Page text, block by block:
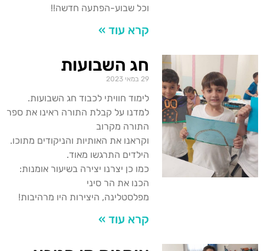
וכל שבוע-הפתעה חדשה!!
קרא עוד »
חג השבועות
29 במאי 2023
לימוד חוויתי לכבוד חג השבועות.
למדנו על קבלת התורה ראינו את ספר
התורה מקרוב
וקראנו את האותיות והניקודים מתוכו.
הילדים התרגשו מאוד.
כמו כן יצרנו יצירה בשיעור אומנות:
הכנו את הר סיני
מפלסטלינה, היצירות היו מרהיבות!
קרא עוד »